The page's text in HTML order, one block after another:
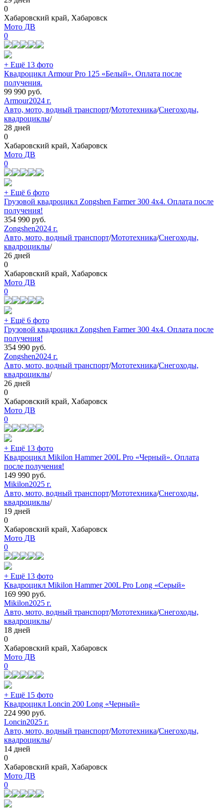
0
Хабаровский край, Хабаровск
Мото ДВ
0
+ Ещё 13 фото
Квадроцикл Armour Pro 125 «Белый». Оплата после
получения.
99 990 руб.
Armour2024 г.
Авто, мото, водный транспорт/Мототехника/Снегоходы,
квадроциклы/
28 дней
0
Хабаровский край, Хабаровск
Мото ДВ
0
+ Ещё 6 фото
Грузовой квадроцикл Zongshen Farmer 300 4х4. Оплата после
получения!
354 990 руб.
Zongshen2024 г.
Авто, мото, водный транспорт/Мототехника/Снегоходы,
квадроциклы/
26 дней
0
Хабаровский край, Хабаровск
Мото ДВ
0
+ Ещё 6 фото
Грузовой квадроцикл Zongshen Farmer 300 4х4. Оплата после
получения!
354 990 руб.
Zongshen2024 г.
Авто, мото, водный транспорт/Мототехника/Снегоходы,
квадроциклы/
26 дней
0
Хабаровский край, Хабаровск
Мото ДВ
0
+ Ещё 13 фото
Квадроцикл Mikilon Hammer 200L Pro «Черный». Оплата
после получения!
149 990 руб.
Mikilon2025 г.
Авто, мото, водный транспорт/Мототехника/Снегоходы,
квадроциклы/
19 дней
0
Хабаровский край, Хабаровск
Мото ДВ
0
+ Ещё 13 фото
Квадроцикл Mikilon Hammer 200L Pro Long «Серый»
169 990 руб.
Mikilon2025 г.
Авто, мото, водный транспорт/Мототехника/Снегоходы,
квадроциклы/
18 дней
0
Хабаровский край, Хабаровск
Мото ДВ
0
+ Ещё 15 фото
Квадроцикл Loncin 200 Long «Черный»
224 990 руб.
Loncin2025 г.
Авто, мото, водный транспорт/Мототехника/Снегоходы,
квадроциклы/
14 дней
0
Хабаровский край, Хабаровск
Мото ДВ
0